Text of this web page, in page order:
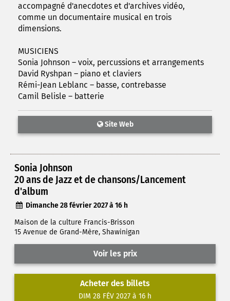
accompagné d'anecdotes et d'archives vidéo,
comme un documentaire musical en trois
dimensions.
MUSICIENS
Sonia Johnson – voix, percussions et arrangements
David Ryshpan – piano et claviers
Rémi-Jean Leblanc – basse, contrebasse
Camil Belisle – batterie
Site Web
Sonia Johnson
20 ans de Jazz et de chansons/Lancement
d'album
Dimanche 28 février 2027 à 16 h
Maison de la culture Francis-Brisson
15 Avenue de Grand-Mère, Shawinigan
Voir les prix
Acheter des billets
DIM 28 FÉV 2027 à 16 h